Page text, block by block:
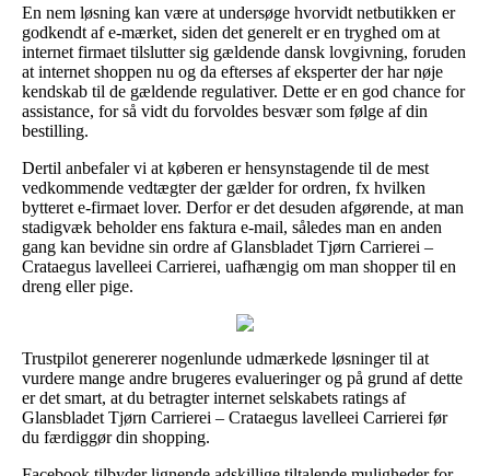
En nem løsning kan være at undersøge hvorvidt netbutikken er
godkendt af e-mærket, siden det generelt er en tryghed om at
internet firmaet tilslutter sig gældende dansk lovgivning, foruden
at internet shoppen nu og da efterses af eksperter der har nøje
kendskab til de gældende regulativer. Dette er en god chance for
assistance, for så vidt du forvoldes besvær som følge af din
bestilling.
Dertil anbefaler vi at køberen er hensynstagende til de mest
vedkommende vedtægter der gælder for ordren, fx hvilken
bytteret e-firmaet lover. Derfor er det desuden afgørende, at man
stadigvæk beholder ens faktura e-mail, således man en anden
gang kan bevidne sin ordre af Glansbladet Tjørn Carrierei –
Crataegus lavelleei Carrierei, uafhængig om man shopper til en
dreng eller pige.
Trustpilot genererer nogenlunde udmærkede løsninger til at
vurdere mange andre brugeres evalueringer og på grund af dette
er det smart, at du betragter internet selskabets ratings af
Glansbladet Tjørn Carrierei – Crataegus lavelleei Carrierei før
du færdiggør din shopping.